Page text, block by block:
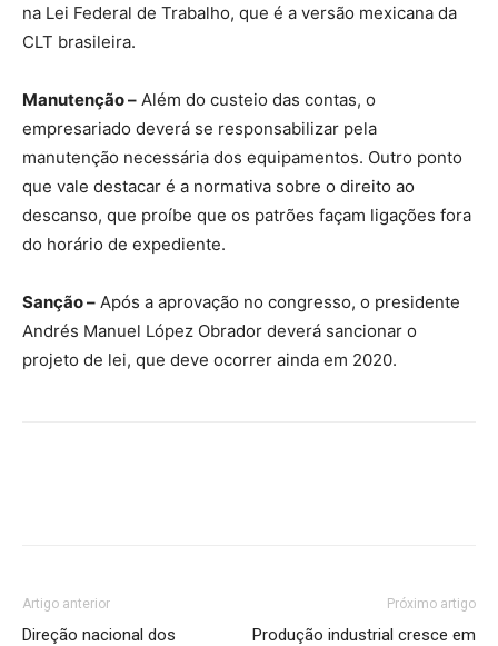
na Lei Federal de Trabalho, que é a versão mexicana da
CLT brasileira.
Manutenção – Além do custeio das contas, o
empresariado deverá se responsabilizar pela
manutenção necessária dos equipamentos. Outro ponto
que vale destacar é a normativa sobre o direito ao
descanso, que proíbe que os patrões façam ligações fora
do horário de expediente.
Sanção – Após a aprovação no congresso, o presidente
Andrés Manuel López Obrador deverá sancionar o
projeto de lei, que deve ocorrer ainda em 2020.
Artigo anterior
Direção nacional dos
Próximo artigo
Produção industrial cresce em